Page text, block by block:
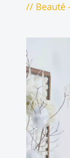
// Beauté -